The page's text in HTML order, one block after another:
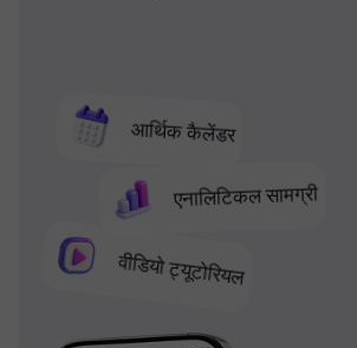
आर्थिक कैलेंडर
एनालिटिकल सामग्री
वीडियो ट्यूटोरियल